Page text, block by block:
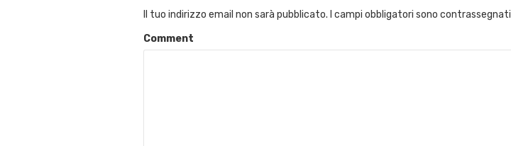
Il tuo indirizzo email non sarà pubblicato. I campi obbligatori sono contrassegnati
Comment